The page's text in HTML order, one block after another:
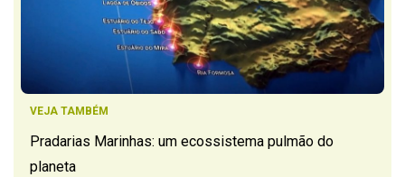
VEJA TAMBÉM
Pradarias Marinhas: um ecossistema pulmão do
planeta